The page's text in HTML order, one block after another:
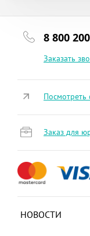
8 800
Заказать
НОВОСТИ
Посмотреть
Заказ для